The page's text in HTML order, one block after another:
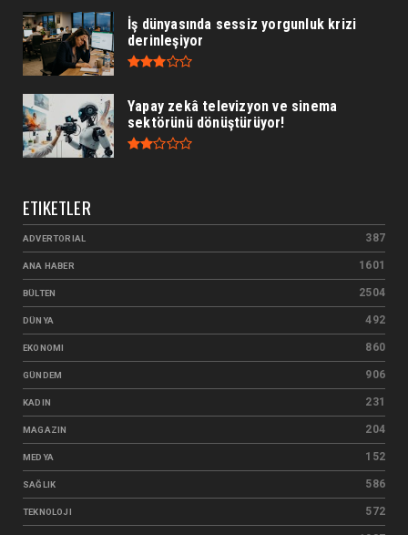
İş dünyasında sessiz yorgunluk krizi
derinleşiyor
Yapay zekâ televizyon ve sinema
sektörünü dönüştürüyor!
ETIKETLER
ADVERTORIAL 387
ANA HABER 1601
BÜLTEN 2504
DÜNYA 492
EKONOMI 860
GÜNDEM 906
KADIN 231
MAGAZIN 204
MEDYA 152
SAĞLIK 586
TEKNOLOJI 572